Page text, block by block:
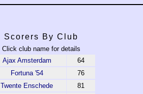
Scorers By Club
Click club name for details
Ajax Amsterdam
64
Fortuna '54
76
Twente Enschede
81